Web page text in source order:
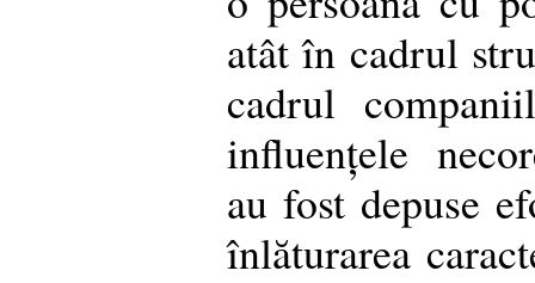
atât în cadrul
cadrul
influențele
au fost depuse
înlăturarea